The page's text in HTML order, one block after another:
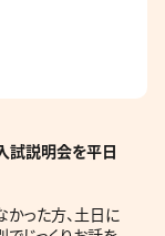
試説明会を平日
った方、土日に